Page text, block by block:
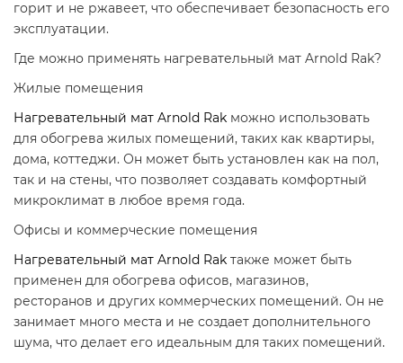
горит и не ржавеет, что обеспечивает безопасность его
эксплуатации.
Где можно применять нагревательный мат Arnold Rak?
Жилые помещения
Нагревательный мат Arnold Rak можно использовать
для обогрева жилых помещений, таких как квартиры,
дома, коттеджи. Он может быть установлен как на пол,
так и на стены, что позволяет создавать комфортный
микроклимат в любое время года.
Офисы и коммерческие помещения
Нагревательный мат Arnold Rak также может быть
применен для обогрева офисов, магазинов,
ресторанов и других коммерческих помещений. Он не
занимает много места и не создает дополнительного
шума, что делает его идеальным для таких помещений.